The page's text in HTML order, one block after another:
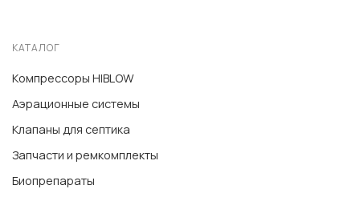
КАТАЛОГ
Компрессоры HIBLOW
Аэрационные системы
Клапаны для септика
Запчасти и ремкомплекты
Биопрепараты